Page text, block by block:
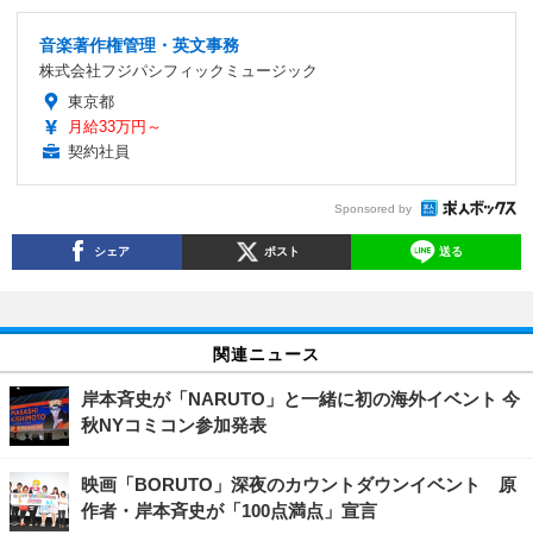
音楽著作権管理・英文事務
株式会社フジパシフィックミュージック
東京都
月給33万円～
契約社員
Sponsored by
シェア ポスト 送る
関連ニュース
岸本斉史が「NARUTO」と一緒に初の海外イベント 今
秋NYコミコン参加発表
映画「BORUTO」深夜のカウントダウンイベント 原
作者・岸本斉史が「100点満点」宣言